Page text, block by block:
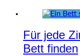
Für jede
Bett finden